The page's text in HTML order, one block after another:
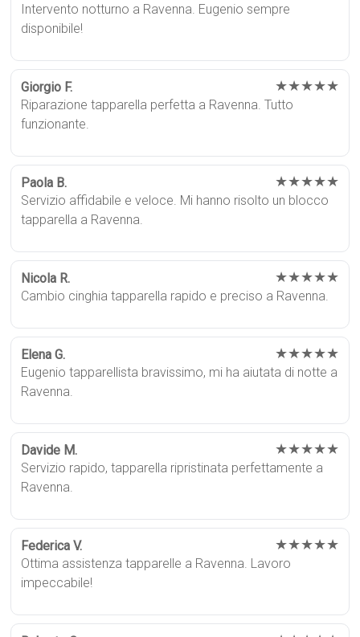
Intervento notturno a Ravenna. Eugenio sempre
disponibile!
Giorgio F. ★★★★★
Riparazione tapparella perfetta a Ravenna. Tutto
funzionante.
Paola B. ★★★★★
Servizio affidabile e veloce. Mi hanno risolto un blocco
tapparella a Ravenna.
Nicola R. ★★★★★
Cambio cinghia tapparella rapido e preciso a Ravenna.
Elena G. ★★★★★
Eugenio tapparellista bravissimo, mi ha aiutata di notte a
Ravenna.
Davide M. ★★★★★
Servizio rapido, tapparella ripristinata perfettamente a
Ravenna.
Federica V. ★★★★★
Ottima assistenza tapparelle a Ravenna. Lavoro
impeccabile!